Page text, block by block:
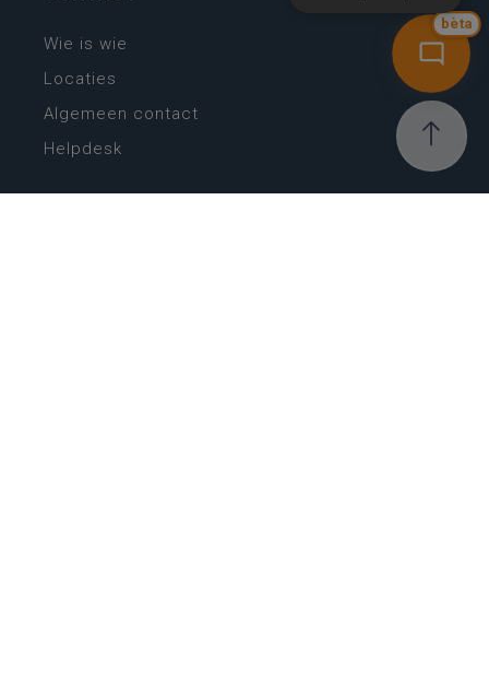
bèta
Wie is wie
Locaties
Algemeen contact
Helpdesk